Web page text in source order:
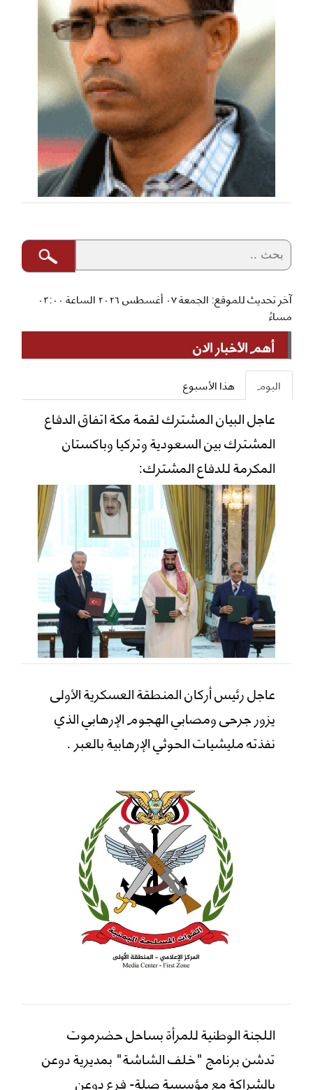
آخر تحديث للموقع: الجمعة ٠٧ أغسطس ٢٠٢٦ الساعة ٠٣:٠٠
مساءً
أهم الأخبار الان
اليوم هذا الأسبوع
عاجل البيان المشترك لقمة مكة اتفاق الدفاع
المشترك بين السعودية وتركيا وباكستان
المكرمة للدفاع المشترك:
عاجل رئيس أركان المنطقة العسكرية الأولى
يزور جرحى ومصابي الهجوم الإرهابي الذي
نفذته مليشيات الحوثي الإرهابية بالعبر .
اللجنة الوطنية للمرأة بساحل حضرموت
تدشن برنامج "خلف الشاشة" بمديرية دوعن
بالشراكة مع مؤسسة صلة- فرع دوعن